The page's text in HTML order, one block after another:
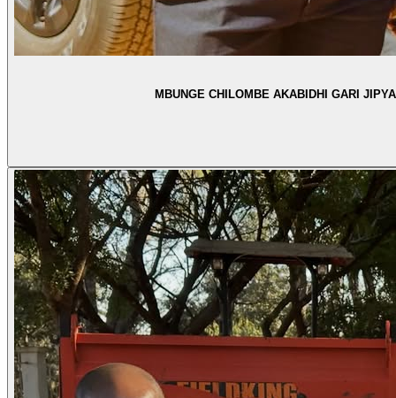
MBUNGE CHILOMBE AKABIDHI GARI